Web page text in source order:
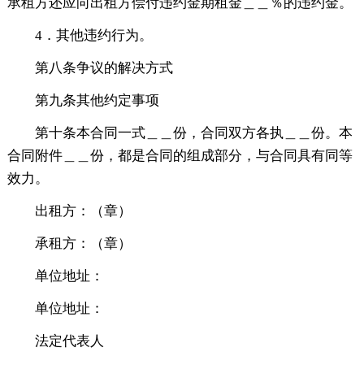
4．其他违约行为。
第八条争议的解决方式
第九条其他约定事项
第十条本合同一式＿＿份，合同双方各执＿＿份。本
合同附件＿＿份，都是合同的组成部分，与合同具有同等
效力。
出租方：（章）
承租方：（章）
单位地址：
单位地址：
法定代表人